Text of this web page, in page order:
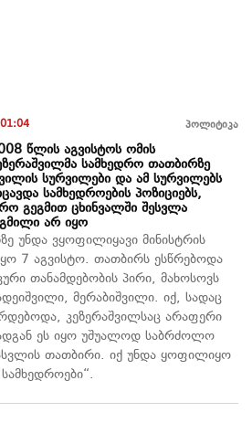
01:04 პოლიტიკა
წლის აგვისტოს ომის
სამხედრო თათბირზე
სურვილები და ამ სურვილებს
სამხედროების პოზიციებს,
გეგმით ცხინვალში შესვლა
არ იყო
უნდა ვყოფილიყავი მინისტრის
7 აგვისტო. თათბირს ესწრებოდა
თანამდებობის პირი, მახოსოვს
მერაბიშვილი. იქ, სადაც
კეზერაშვილსაც არაფერი
ეს იყო უშუალოდ საბრძოლო
თათბირი. იქ უნდა ყოფილიყო